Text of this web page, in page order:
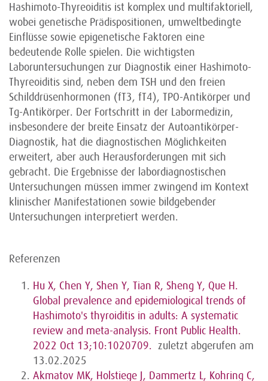
Hashimoto-Thyreoiditis ist komplex und multifaktoriell,
wobei genetische Prädispositionen, umweltbedingte
Einflüsse sowie epigenetische Faktoren eine
bedeutende Rolle spielen. Die wichtigsten
Laboruntersuchungen zur Diagnostik einer Hashimoto-
Thyreoiditis sind, neben dem TSH und den freien
Schilddrüsenhormonen (fT3, fT4), TPO-Antikörper und
Tg-Antikörper. Der Fortschritt in der Labormedizin,
insbesondere der breite Einsatz der Autoantikörper-
Diagnostik, hat die diagnostischen Möglichkeiten
erweitert, aber auch Herausforderungen mit sich
gebracht. Die Ergebnisse der labordiagnostischen
Untersuchungen müssen immer zwingend im Kontext
klinischer Manifestationen sowie bildgebender
Untersuchungen interpretiert werden.
Referenzen
Hu X, Chen Y, Shen Y, Tian R, Sheng Y, Que H.
Global prevalence and epidemiological trends of
Hashimoto's thyroiditis in adults: A systematic
review and meta-analysis. Front Public Health.
2022 Oct 13;10:1020709. zuletzt abgerufen am
13.02.2025
Akmatov MK, Holstiege J, Dammertz L, Kohring C,